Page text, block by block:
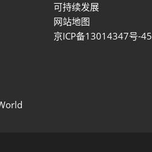
可持续发展
网站地图
京ICP备13014347号-45